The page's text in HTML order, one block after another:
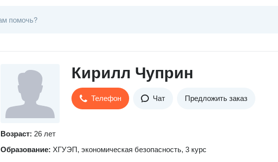
Кирилл Чуприн
Телефон Чат Предложить заказ
Возраст: 26 лет
Образование: ХГУЭП, экономическая безопасность, 3 курс